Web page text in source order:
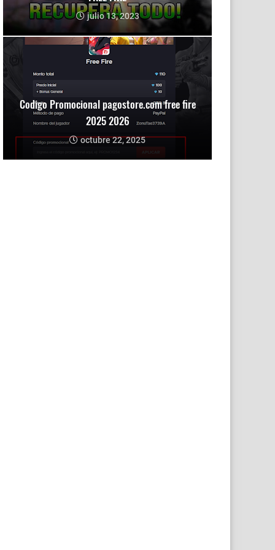
julio 13, 2023
Codigo Promocional pagostore.com free fire
2025 2026
octubre 22, 2025